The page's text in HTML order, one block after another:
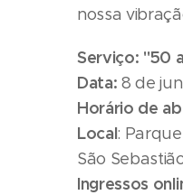
nossa
Serviço: "50
Data: 8 de
Horário de
Local:
São
Ingressos